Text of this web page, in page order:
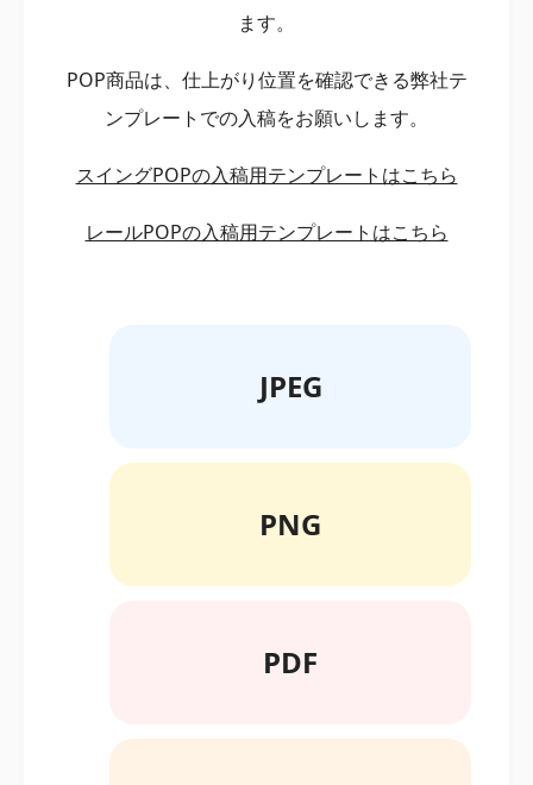
ます。
POP商品は、仕上がり位置を確認できる弊社テ
ンプレートでの入稿をお願いします。
スイングPOPの入稿用テンプレートはこちら
レールPOPの入稿用テンプレートはこちら
JPEG
PNG
PDF